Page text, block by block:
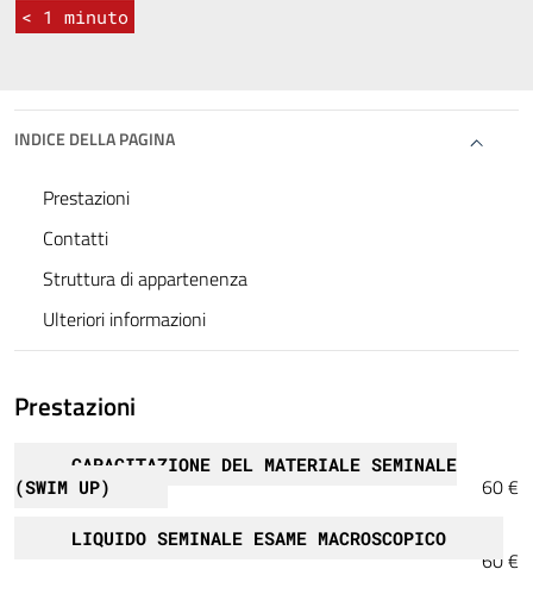
< 1 minuto
INDICE DELLA PAGINA
Prestazioni
Contatti
Struttura di appartenenza
Ulteriori informazioni
Prestazioni
CAPACITAZIONE DEL MATERIALE SEMINALE
(SWIM UP)
60 €
LIQUIDO SEMINALE ESAME MACROSCOPICO
60 €